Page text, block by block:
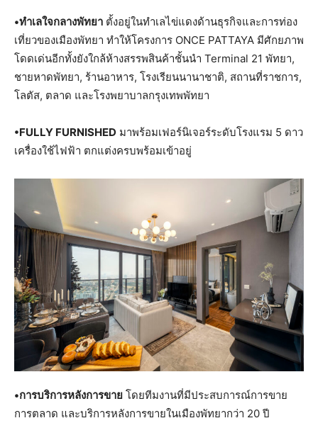
•ทำเลใจกลางพัทยา ตั้งอยู่ในทำเลไข่แดงด้านธุรกิจและการท่อง
เที่ยวของเมืองพัทยา ทำให้โครงการ ONCE PATTAYA มีศักยภาพ
โดดเด่นอีกทั้งยังใกล้ห้างสรรพสินค้าชั้นนำ Terminal 21 พัทยา,
ชายหาดพัทยา, ร้านอาหาร, โรงเรียนนานาชาติ, สถานที่ราชการ,
โลตัส, ตลาด และโรงพยาบาลกรุงเทพพัทยา
•FULLY FURNISHED มาพร้อมเฟอร์นิเจอร์ระดับโรงแรม 5 ดาว
เครื่องใช้ไฟฟ้า ตกแต่งครบพร้อมเข้าอยู่
•การบริการหลังการขาย โดยทีมงานที่มีประสบการณ์การขาย
การตลาด และบริการหลังการขายในเมืองพัทยากว่า 20 ปี